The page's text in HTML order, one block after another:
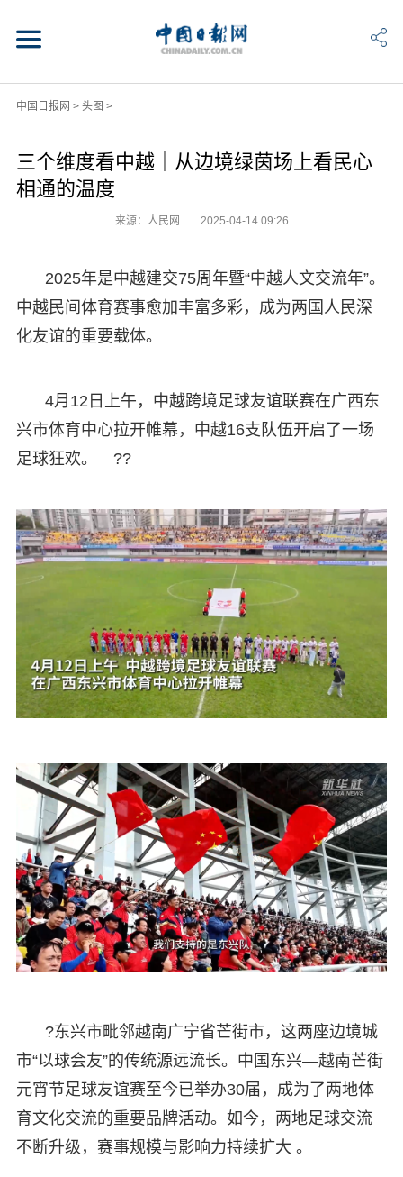
中国日报网 > 头图 >
三个维度看中越｜从边境绿茵场上看民心
相通的温度
来源：人民网 2025-04-14 09:26
2025年是中越建交75周年暨“中越人文交流年”。
中越民间体育赛事愈加丰富多彩，成为两国人民深
化友谊的重要载体。
4月12日上午，中越跨境足球友谊联赛在广西东
兴市体育中心拉开帷幕，中越16支队伍开启了一场
足球狂欢。 ??
?东兴市毗邻越南广宁省芒街市，这两座边境城
市“以球会友”的传统源远流长。中国东兴—越南芒街
元宵节足球友谊赛至今已举办30届，成为了两地体
育文化交流的重要品牌活动。如今，两地足球交流
不断升级，赛事规模与影响力持续扩大 。